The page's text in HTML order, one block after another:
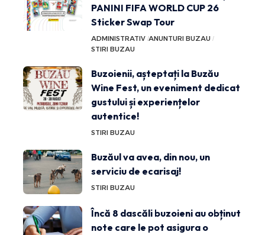
PANINI FIFA WORLD CUP 26
Sticker Swap Tour
ADMINISTRATIV ANUNTURI BUZAU
STIRI BUZAU
Buzoienii, așteptați la Buzău
Wine Fest, un eveniment dedicat
gustului și experiențelor
autentice!
STIRI BUZAU
Buzăul va avea, din nou, un
serviciu de ecarisaj!
STIRI BUZAU
Încă 8 dascăli buzoieni au obținut
note care le pot asigura o